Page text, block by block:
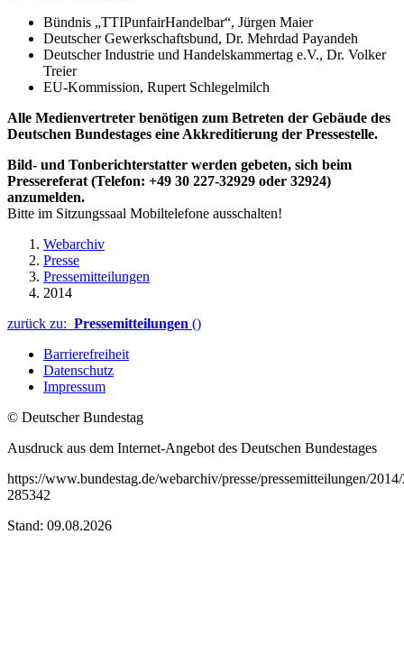
Bündnis „TTIPunfairHandelbar“, Jürgen Maier
Deutscher Gewerkschaftsbund, Dr. Mehrdad Payandeh
Deutscher Industrie und Handelskammertag e.V., Dr. Volker
Treier
EU-Kommission, Rupert Schlegelmilch
Alle Medienvertreter benötigen zum Betreten der Gebäude des
Deutschen Bundestages eine Akkreditierung der Pressestelle.
Bild- und Tonberichterstatter werden gebeten, sich beim
Pressereferat (Telefon: +49 30 227-32929 oder 32924)
anzumelden.
Bitte im Sitzungssaal Mobiltelefone ausschalten!
Webarchiv
Presse
Pressemitteilungen
2014
zurück zu: Pressemitteilungen ()
Barrierefreiheit
Datenschutz
Impressum
© Deutscher Bundestag
Ausdruck aus dem Internet-Angebot des Deutschen Bundestages
https://www.bundestag.de/webarchiv/presse/pressemitteilungen/
285342
Stand: 09.08.2026